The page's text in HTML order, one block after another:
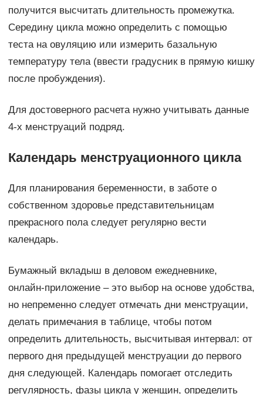
получится высчитать длительность промежутка.
Середину цикла можно определить с помощью
теста на овуляцию или измерить базальную
температуру тела (ввести градусник в прямую кишку
после пробуждения).
Для достоверного расчета нужно учитывать данные
4-х менструаций подряд.
Календарь менструационного цикла
Для планирования беременности, в заботе о
собственном здоровье представительницам
прекрасного пола следует регулярно вести
календарь.
Бумажный вкладыш в деловом ежедневнике,
онлайн-приложение – это выбор на основе удобства,
но непременно следует отмечать дни менструации,
делать примечания в таблице, чтобы потом
определить длительность, высчитывая интервал: от
первого дня предыдущей менструации до первого
дня следующей. Календарь помогает отследить
регулярность, фазы цикла у женщин, определить